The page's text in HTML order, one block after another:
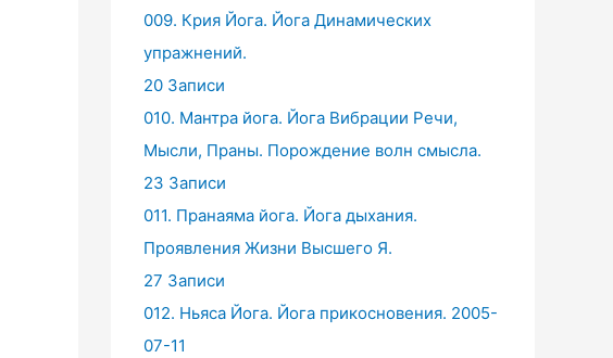
009. Крия Йога. Йога Динамических
упражнений.
20 Записи
010. Мантра йога. Йога Вибрации Речи,
Мысли, Праны. Порождение волн смысла.
23 Записи
011. Пранаяма йога. Йога дыхания.
Проявления Жизни Высшего Я.
27 Записи
012. Ньяса Йога. Йога прикосновения. 2005-
07-11